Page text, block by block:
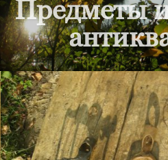
Предметы